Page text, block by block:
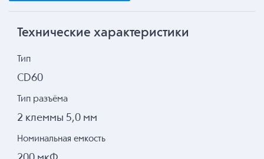
Технические характеристики
Тип
CD60
Тип разъёма
2 клеммы 5,0 мм
Номинальная емкость